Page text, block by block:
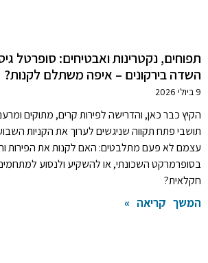
תפוחים, נקטרינות ואבטיחים: סופרטל
השדה בירקונים – איפה משתלם לקנות?
9 ביולי 2026
הקיץ כבר כאן, והדרישה לפירות קרים, מתוקים
תושבי פתח תקווה שניגשים לערוך את הקניות
עצמם לא פעם מתלבטים: האם לקנות את הפירות
בסופרמרקט השכונתי, או להשקיע ולנסוע למתחמים
חקלאית?
המשך קריאה »